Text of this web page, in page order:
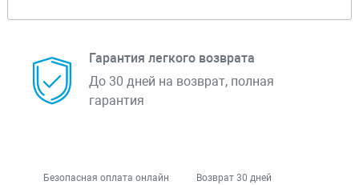
Гарантия легкого возврата
До 30 дней на возврат, полная
гарантия
Безопасная оплата онлайн Возврат 30 дней